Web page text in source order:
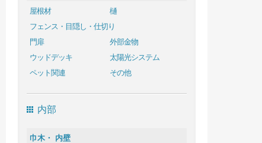
屋根材
樋
フェンス・目隠し・仕切り
門扉
外部金物
ウッドデッキ
太陽光システム
ペット関連
その他
内部
巾木・ 内壁